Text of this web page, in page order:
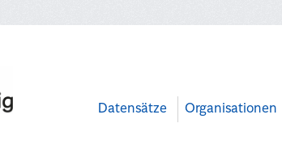
Datensätze Organisationen